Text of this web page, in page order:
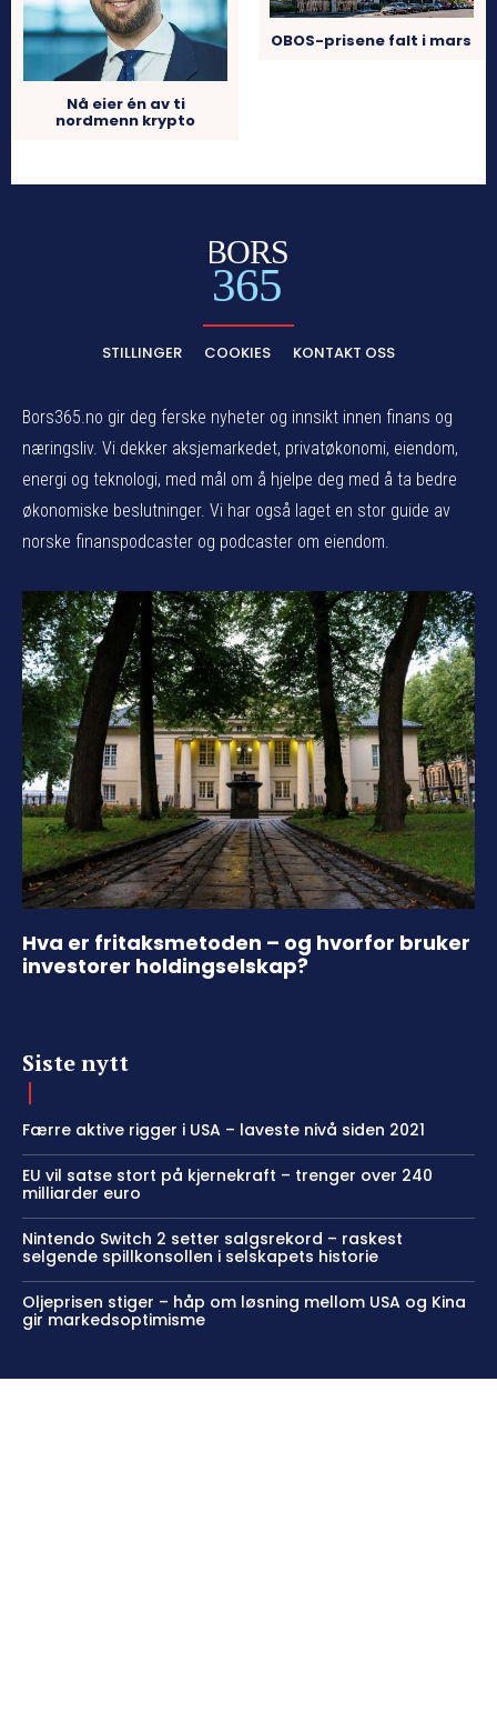
Nå eier én av ti
nordmenn krypto
OBOS-prisene falt i mars
BORS
365
STILLINGER COOKIES KONTAKT OSS
Bors365.no gir deg ferske nyheter og innsikt innen finans og
næringsliv. Vi dekker aksjemarkedet, privatøkonomi, eiendom,
energi og teknologi, med mål om å hjelpe deg med å ta bedre
økonomiske beslutninger. Vi har også laget en stor guide av
norske finanspodcaster og podcaster om eiendom.
Hva er fritaksmetoden – og hvorfor bruker
investorer holdingselskap?
Siste nytt
Færre aktive rigger i USA – laveste nivå siden 2021
EU vil satse stort på kjernekraft – trenger over 240
milliarder euro
Nintendo Switch 2 setter salgsrekord – raskest
selgende spillkonsollen i selskapets historie
Oljeprisen stiger – håp om løsning mellom USA og Kina
gir markedsoptimisme